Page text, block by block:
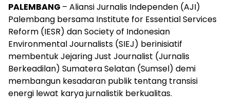
PALEMBANG – Aliansi Jurnalis Independen (AJI)
Palembang bersama Institute for Essential Services
Reform (IESR) dan Society of Indonesian
Environmental Journalists (SIEJ) berinisiatif
membentuk Jejaring Just Journalist (Jurnalis
Berkeadilan) Sumatera Selatan (Sumsel) demi
membangun kesadaran publik tentang transisi
energi lewat karya jurnalistik berkualitas.